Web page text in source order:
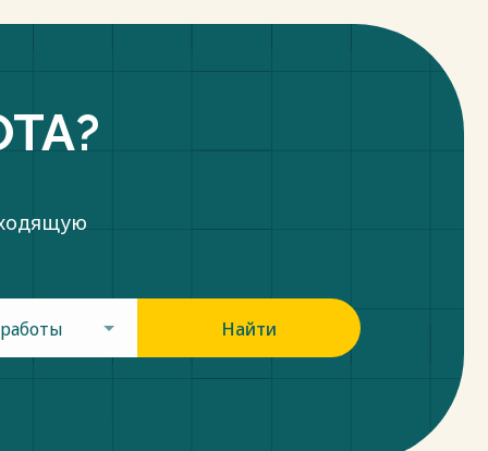
Найти